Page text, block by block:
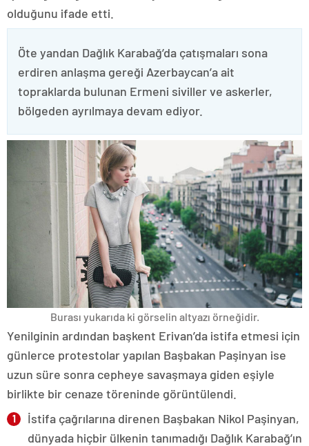
olduğunu ifade etti.
Öte yandan Dağlık Karabağ’da çatışmaları sona
erdiren anlaşma gereği Azerbaycan’a ait
topraklarda bulunan Ermeni siviller ve askerler,
bölgeden ayrılmaya devam ediyor.
Burası yukarıda ki görselin altyazı örneğidir.
Yenilginin ardından başkent Erivan’da istifa etmesi için
günlerce protestolar yapılan Başbakan Paşinyan ise
uzun süre sonra cepheye savaşmaya giden eşiyle
birlikte bir cenaze töreninde görüntülendi.
İstifa çağrılarına direnen Başbakan Nikol Paşinyan,
dünyada hiçbir ülkenin tanımadığı Dağlık Karabağ’ın